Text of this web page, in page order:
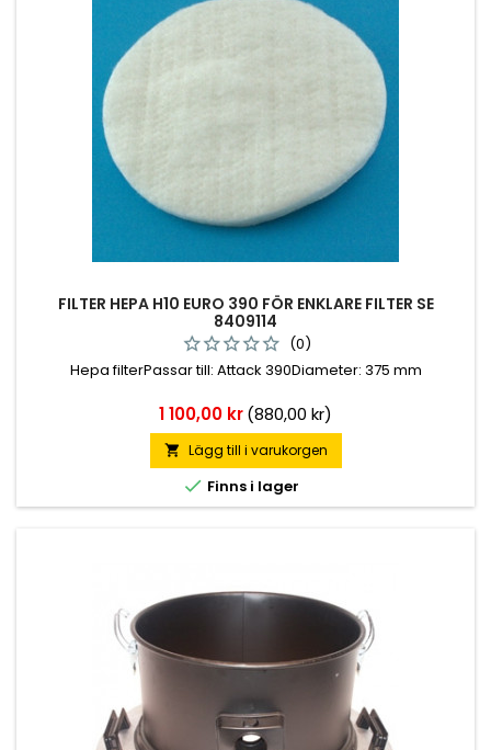
FILTER HEPA H10 EURO 390 FÖR ENKLARE FILTER SE
8409114
(0)
Hepa filterPassar till: Attack 390Diameter: 375 mm
Pris
1 100,00 kr(880,00 kr)
 Lägg till i varukorgen
 Finns i lager